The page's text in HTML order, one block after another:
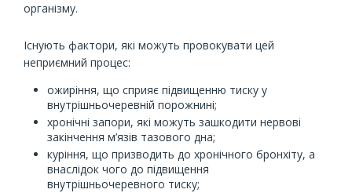
організму.
Існують фактори, які можуть провокувати цей
неприємний процес:
ожиріння, що сприяє підвищенню тиску у
внутрішньочеревній порожнині;
хронічні запори, які можуть зашкодити нервові
закінчення м’язів тазового дна;
куріння, що призводить до хронічного бронхіту, а
внаслідок чого до підвищення
внутрішньочеревного тиску;